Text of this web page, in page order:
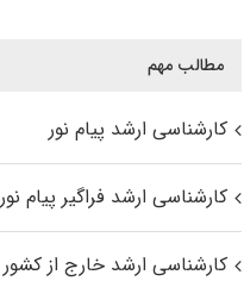
مطالب مهم
کارشناسی ارشد پیام نور
کارشناسی ارشد فراگیر پیام نور
کارشناسی ارشد خارج از کشور